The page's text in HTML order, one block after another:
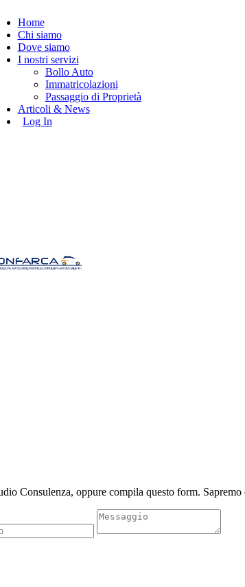
Home
Chi siamo
Dove siamo
I nostri servizi
Bollo Auto
Immatricolazioni
Passaggio di Proprietà
Articoli & News
Log In
Consulenza, oppure compila questo form.